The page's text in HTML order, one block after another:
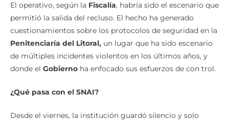
El operativo, según la Fiscalía, habría sido el escenario que
permitió la salida del recluso. El hecho ha generado
cuestionamientos sobre los protocolos de seguridad en la
Penitenciaría del Litoral, un lugar que ha sido escenario
de múltiples incidentes violentos en los últimos años, y
donde el Gobierno ha enfocado sus esfuerzos de con trol.
¿Qué pasa con el SNAI?
Desde el viernes, la institución guardó silencio y solo